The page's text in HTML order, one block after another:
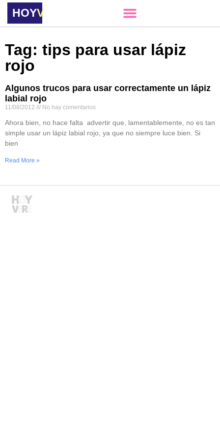
HOYVERE
Tag: tips para usar lápiz
rojo
Algunos trucos para usar correctamente un lápiz
labial rojo
11/08/2012 No hay comentarios
Ahora bien, no hace falta advertir que, lamentablemente, no es tan
simple usar un lápiz labial rojo, ya que no siempre luce bien. Si
bien
Read More »